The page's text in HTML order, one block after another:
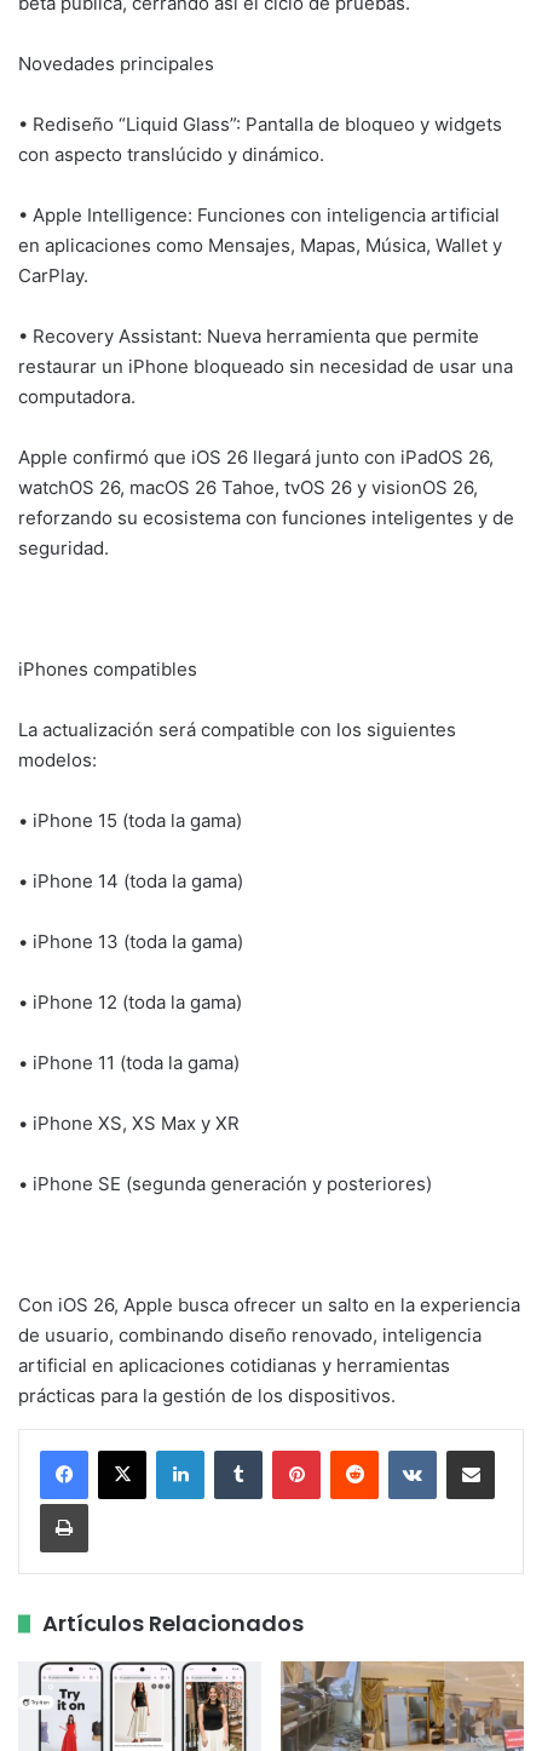
Novedades principales
• Rediseño “Liquid Glass”: Pantalla de bloqueo y widgets
con aspecto translúcido y dinámico.
• Apple Intelligence: Funciones con inteligencia artificial
en aplicaciones como Mensajes, Mapas, Música, Wallet y
CarPlay.
• Recovery Assistant: Nueva herramienta que permite
restaurar un iPhone bloqueado sin necesidad de usar una
computadora.
Apple confirmó que iOS 26 llegará junto con iPadOS 26,
watchOS 26, macOS 26 Tahoe, tvOS 26 y visionOS 26,
reforzando su ecosistema con funciones inteligentes y de
seguridad.
iPhones compatibles
La actualización será compatible con los siguientes
modelos:
• iPhone 15 (toda la gama)
• iPhone 14 (toda la gama)
• iPhone 13 (toda la gama)
• iPhone 12 (toda la gama)
• iPhone 11 (toda la gama)
• iPhone XS, XS Max y XR
• iPhone SE (segunda generación y posteriores)
Con iOS 26, Apple busca ofrecer un salto en la experiencia
de usuario, combinando diseño renovado, inteligencia
artificial en aplicaciones cotidianas y herramientas
prácticas para la gestión de los dispositivos.
LinkedInTumblr PinterestReddit VKontakteShare via Email
Print
Artículos Relacionados